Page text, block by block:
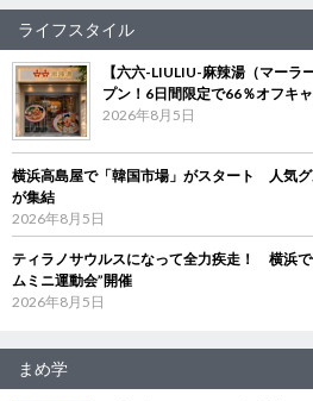
ライフスタイル
【六六-LIULIU-麻辣湯（マーラ
プン！6日間限定で66％オフキ
2026年8月5日
横浜高島屋で「韓国市場」がスタート 人気
が集結
2026年8月5日
ティラノサウルスになって全力疾走！ 横浜
ムミニ運動会”開催
2026年8月5日
まめ学